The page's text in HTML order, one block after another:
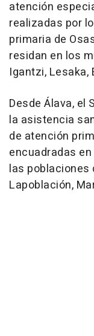
atención
realizadas por
primaria de
residan en los
Igantzi, Lesaka,
Desde Álava, el
la asistencia
de atención
encuadradas
las poblaciones
Lapoblación,